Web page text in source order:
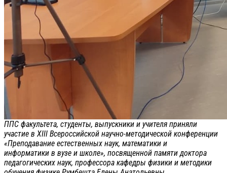
ППС факультета, студенты, выпускники и учителя приняли
участие в XIII Всероссийской научно-методической конференции
«Преподавание естественных наук, математики и
информатики в вузе и школе», посвященной памяти доктора
педагогических наук, профессора кафедры физики и методики